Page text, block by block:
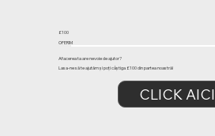
OFERIM
£100
Afacerea ta are nevoie de ajutor?
Lasa-ne să te ajutăm și poți câștiga £100 din partea noastră!
CLICK AICI